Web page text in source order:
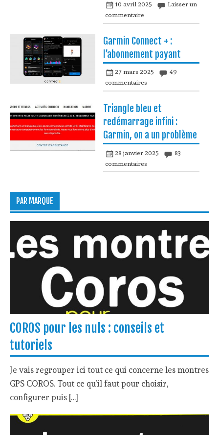
10 avril 2025
Laisser un
commentaire
Garmin Connect + :
l’abonnement payant
27 mars 2025
49
commentaires
Triangle bleu et
redémarrage infini :
Garmin, on a un problème
28 janvier 2025
83
commentaires
PAR MARQUE
COROS pour les nuls : conseils et
tutoriels
Je vais regrouper ici tout ce qui concerne les montres
GPS COROS. Tout ce qu’il faut pour choisir,
configurer puis […]